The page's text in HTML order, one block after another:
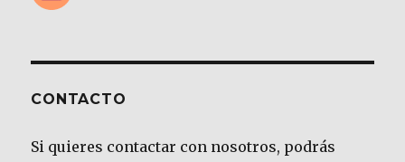
CONTACTO
Si quieres contactar con nosotros, podrás